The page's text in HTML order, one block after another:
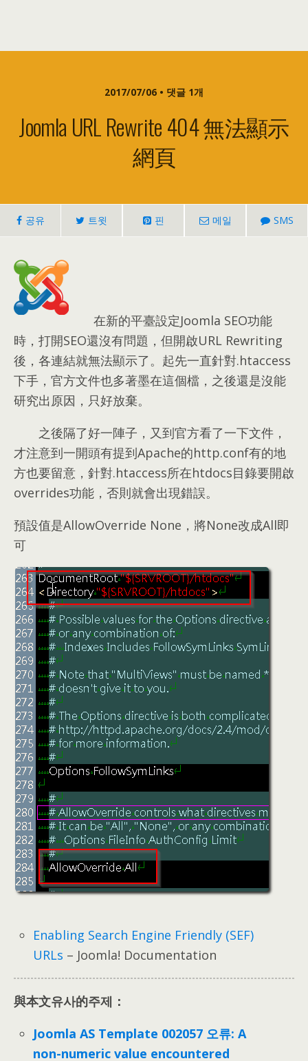
2017/07/06 • 댓글 1개
Joomla URL Rewrite404無法顯示
網頁
공유 트윗 핀 메일 SMS
在新的平臺設定Joomla SEO功能
時 ， 打開SEO還沒有問題 ， 但開啟URL Rewriting
後 ， 各連結就無法顯示了。 起先一直針對.htaccess
下手 ， 官方文件也多著墨在這個檔 ， 之後還是沒能
研究出原因 ， 只好放棄。
之後隔了好一陣子 ， 又到官方看了一下文件 ，
才注意到一開頭有提到Apache的http.conf有的地
方也要留意 ， 針對.htaccess所在htdocs目錄要開啟
overrides功能 ， 否則就會出現錯誤。
預設值是AllowOverride None ， 將None改成All即
可
Enabling Search Engine Friendly (SEF)
URLs – Joomla! Documentation
與本文유사的주제：
Joomla AS Template 002057 오류:A
non-numeric value encountered